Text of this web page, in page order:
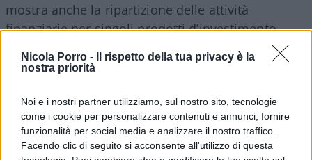
Nicola Porro -
Il rispetto della tua privacy è la
nostra priorità
Noi e i nostri partner utilizziamo, sul nostro sito, tecnologie
come i cookie per personalizzare contenuti e annunci, fornire
funzionalità per social media e analizzare il nostro traffico.
Facendo clic di seguito si acconsente all'utilizzo di questa
mostra anche la ripartizione delle attività
finanziarie per singoli prodotti d’investimento,
così come potete vedere dalla figura estrapolata
dall’Outlook.
Ma a rendere interessante il quadro è anche il
confronto delle singole voci di investimento